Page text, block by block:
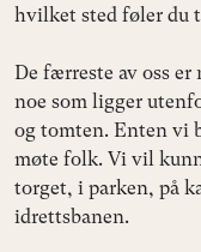
hvilket sted føler du
De færreste av oss
noe som ligger
og tomten. Enten vi
møte folk. Vi vil
torget, i parken, på
idrettsbanen.